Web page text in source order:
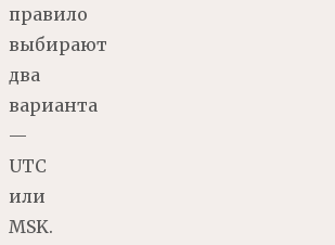
правило
выбирают
два
варианта
—
UTC
или
MSK.